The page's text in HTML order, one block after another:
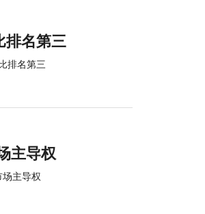
排名第三
排名第三
主导权
主导权